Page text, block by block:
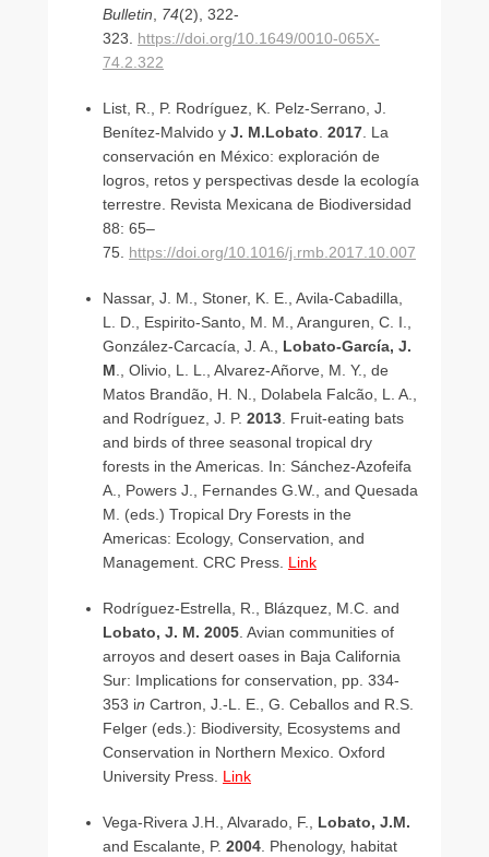
Bulletin
74(2), 322-
323. https://doi.org/10.1649/0010-065X-
74.2.322
List, R., P. Rodríguez, K. Pelz-Serrano, J.
Benítez-Malvido y J. M.Lobato 2017 . La
conservación en México: exploración de
logros, retos y perspectivas desde la ecología
terrestre. Revista Mexicana de Biodiversidad
88: 65–
75. https://doi.org/10.1016/j.rmb.2017.10.007
Nassar, J. M., Stoner, K. E., Avila-Cabadilla,
L. D., Espirito-Santo, M. M., Aranguren, C. I.,
González-Carcacía, J. A., Lobato-García, J.
M ., Olivio, L. L., Alvarez-Añorve, M. Y., de
Matos Brandão, H. N., Dolabela Falcão, L. A.,
and Rodríguez, J. P. 2013 . Fruit-eating bats
and birds of three seasonal tropical dry
forests in the Americas. In: Sánchez-Azofeifa
A., Powers J., Fernandes G.W., and Quesada
M. (eds.) Tropical Dry Forests in the
Americas: Ecology, Conservation, and
Management. CRC Press. Link
Rodríguez-Estrella, R., Blázquez, M.C. and
Lobato, J. M. 2005 . Avian communities of
arroyos and desert oases in Baja California
Sur: Implications for conservation, pp. 334-
353 in Cartron, J.-L. E., G. Ceballos and R.S.
Felger (eds.): Biodiversity, Ecosystems and
Conservation in Northern Mexico. Oxford
University Press. Link
Vega-Rivera J.H., Alvarado, F., Lobato, J.M.
and Escalante, P. 2004 . Phenology, habitat